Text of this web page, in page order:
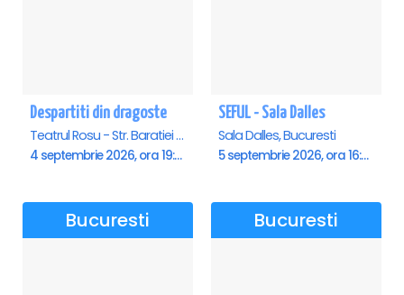
Despartiti din dragoste
Teatrul Rosu - Str. Baratiei 31, Bucuresti
4 septembrie 2026, ora 19:30
SEFUL - Sala Dalles
Sala Dalles, Bucuresti
5 septembrie 2026, ora 16:00
Bucuresti Bucuresti